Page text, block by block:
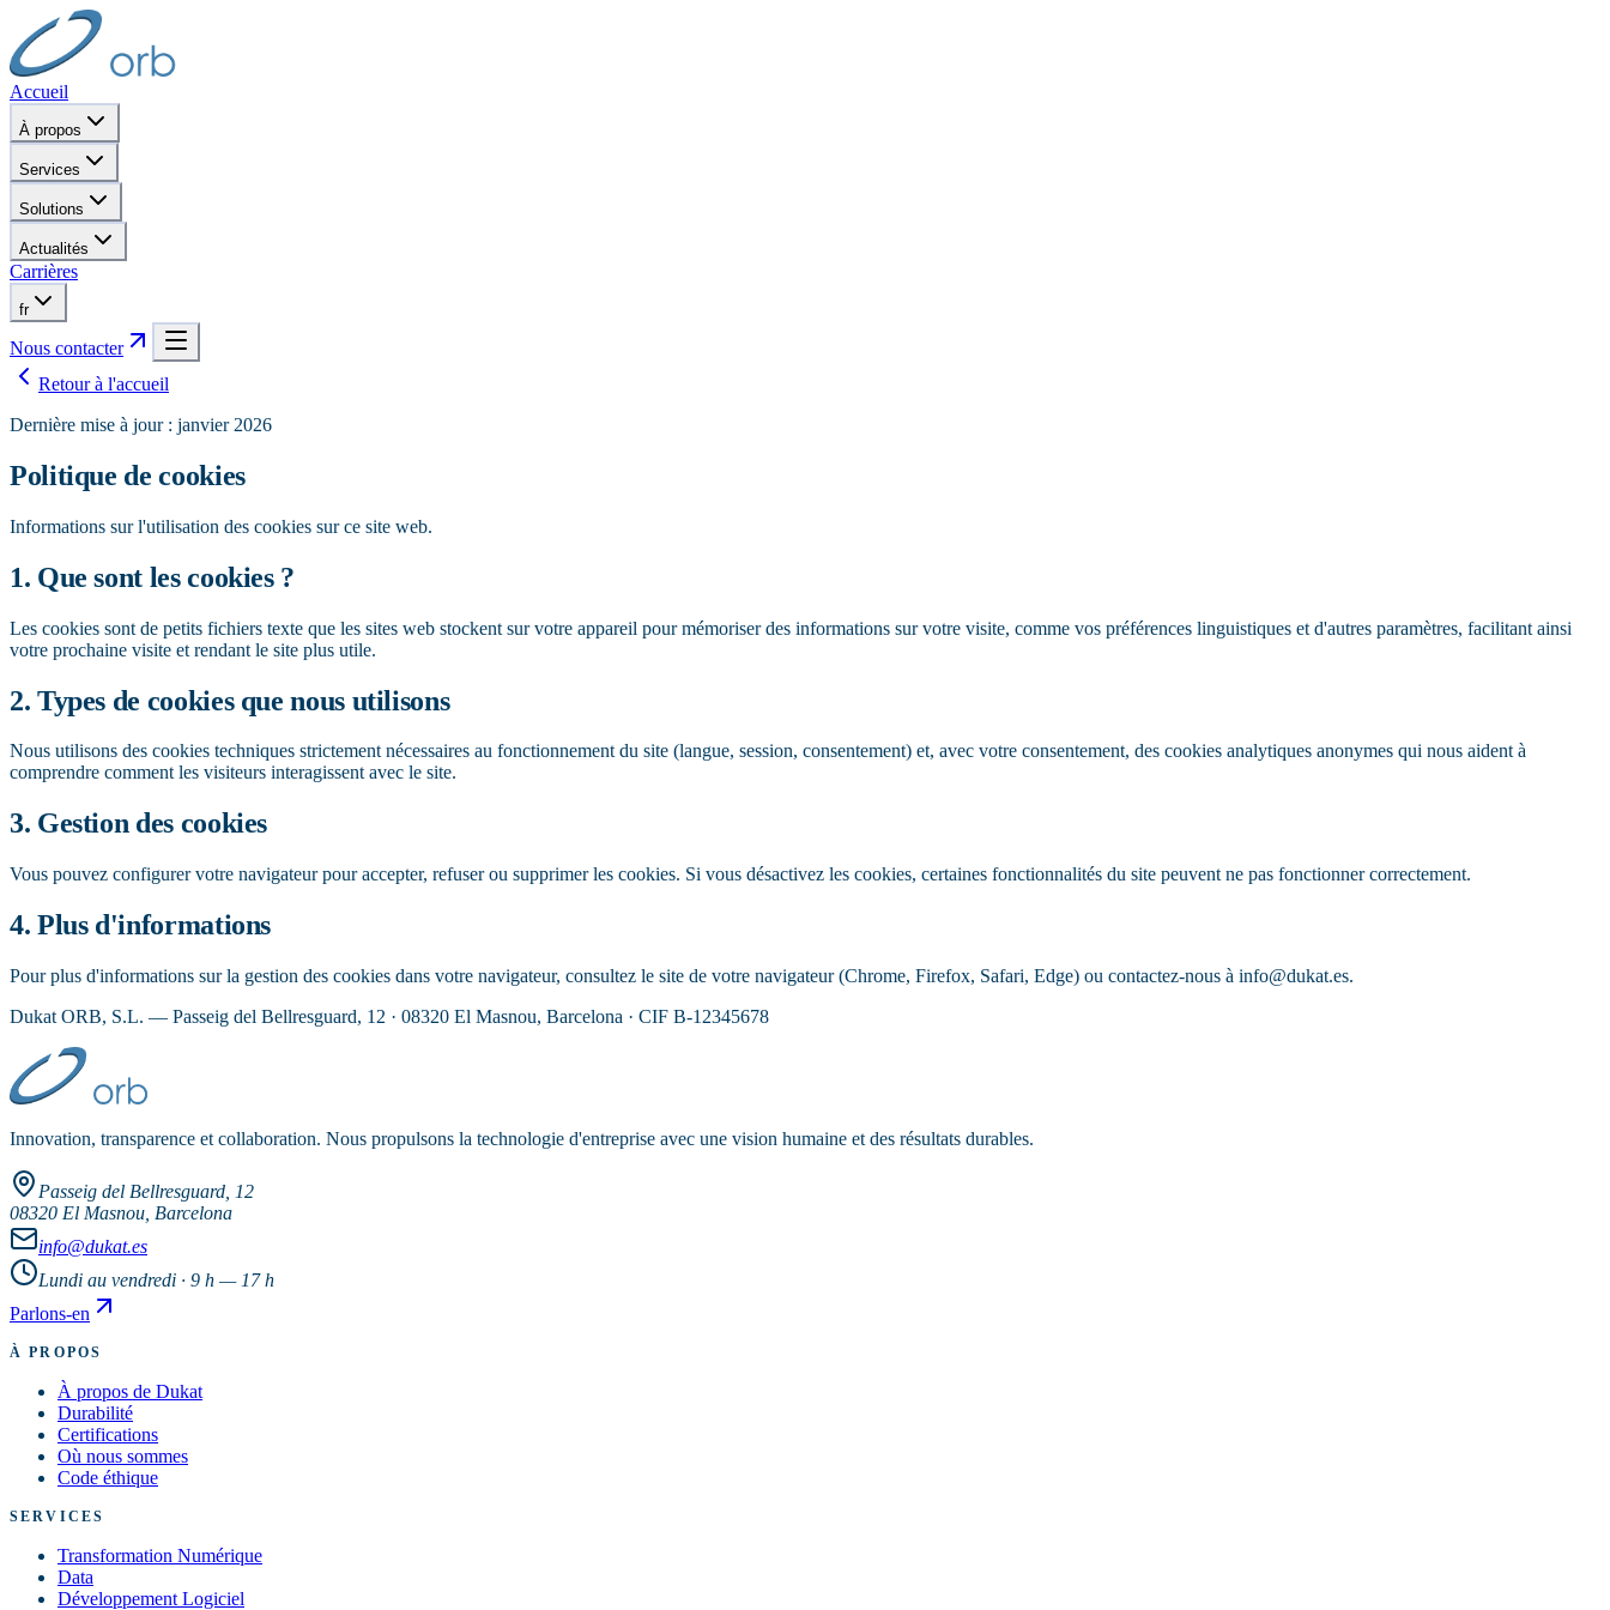
Accueil
À propos
Services
Solutions
Actualités
Carrières
fr
Nous contacter
Retour à l'accueil
Dernière mise à jour : janvier 2026
Politique de cookies
Informations sur l'utilisation des cookies sur ce site web.
1. Que sont les cookies ?
Les cookies sont de petits fichiers texte que les sites web stockent sur votre appareil pour mémoriser des informations sur votre visite, comme vos préférences linguistiques et d'autres paramètres, facilitant ainsi
votre prochaine visite et rendant le site plus utile.
2. Types de cookies que nous utilisons
Nous utilisons des cookies techniques strictement nécessaires au fonctionnement du site (langue, session, consentement) et, avec votre consentement, des cookies analytiques anonymes qui nous aident à
comprendre comment les visiteurs interagissent avec le site.
3. Gestion des cookies
Vous pouvez configurer votre navigateur pour accepter, refuser ou supprimer les cookies. Si vous désactivez les cookies, certaines fonctionnalités du site peuvent ne pas fonctionner correctement.
4. Plus d'informations
Pour plus d'informations sur la gestion des cookies dans votre navigateur, consultez le site de votre navigateur (Chrome, Firefox, Safari, Edge) ou contactez-nous à info@dukat.es.
Dukat ORB, S.L. — Passeig del Bellresguard, 12 · 08320 El Masnou, Barcelona · CIF B-12345678
Innovation, transparence et collaboration. Nous propulsons la technologie d'entreprise avec une vision humaine et des résultats durables.
Passeig del Bellresguard, 12
08320 El Masnou, Barcelona
info@dukat.es
Lundi au vendredi · 9 h — 17 h
Parlons-en
À PROPOS
À propos de Dukat
Durabilité
Certifications
Où nous sommes
Code éthique
SERVICES
Transformation Numérique
Data
Développement Logiciel